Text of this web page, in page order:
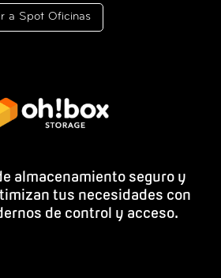
a Spot Oficinas
almacenamiento seguro y
tus necesidades con
de control y acceso.